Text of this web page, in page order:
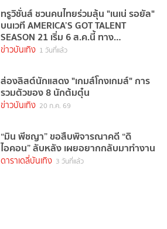
ทรูวิชั่นส์ ชวนคนไทยร่วมลุ้น "เนเน่ รอยัล"
บนเวที AMERICA’S GOT TALENT
SEASON 21 เริ่ม 6 ส.ค.นี้ ทาง
TrueVisions NOW
ข่าวบันเทิง 1 วันที่แล้ว
ส่องลิสต์นักแสดง "เกมส์โกงเกมส์" การ
รวมตัวของ 8 นักต้มตุ๋น
ข่าวบันเทิง 20 ก.ค. 69
“มิน พีชญา” ขอสืบพิจารณาคดี “ดิ
ไอคอน” ลับหลัง เผยอยากกลับมาทำงาน
ดาราเดลี่บันเทิง 3 วันที่แล้ว